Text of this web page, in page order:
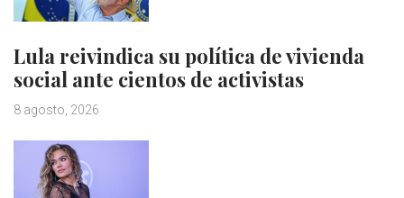
Lula reivindica su política de vivienda
social ante cientos de activistas
8 agosto, 2026